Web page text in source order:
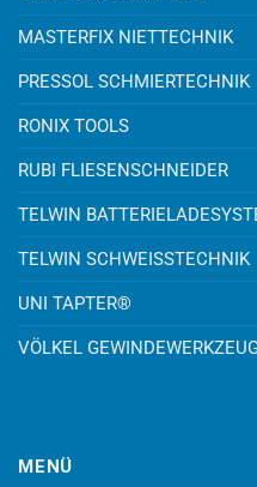
MASTERFIX NIETTECHNIK
PRESSOL SCHMIERTECHNIK
RONIX TOOLS
RUBI FLIESENSCHNEIDER
TELWIN
TELWIN SCHWEISSTECHNIK
UNI TAPTER®
VÖLKEL
MENÜ